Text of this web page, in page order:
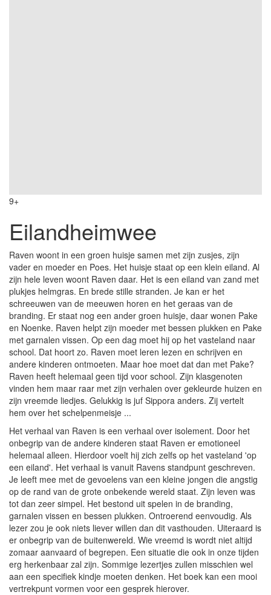
9+
Eilandheimwee
Raven woont in een groen huisje samen met zijn zusjes, zijn
vader en moeder en Poes. Het huisje staat op een klein eiland. Al
zijn hele leven woont Raven daar. Het is een eiland van zand met
plukjes helmgras. En brede stille stranden. Je kan er het
schreeuwen van de meeuwen horen en het geraas van de
branding. Er staat nog een ander groen huisje, daar wonen Pake
en Noenke. Raven helpt zijn moeder met bessen plukken en Pake
met garnalen vissen. Op een dag moet hij op het vasteland naar
school. Dat hoort zo. Raven moet leren lezen en schrijven en
andere kinderen ontmoeten. Maar hoe moet dat dan met Pake?
Raven heeft helemaal geen tijd voor school. Zijn klasgenoten
vinden hem maar raar met zijn verhalen over gekleurde huizen en
zijn vreemde liedjes. Gelukkig is juf Sippora anders. Zij vertelt
hem over het schelpenmeisje ...
Het verhaal van Raven is een verhaal over isolement. Door het
onbegrip van de andere kinderen staat Raven er emotioneel
helemaal alleen. Hierdoor voelt hij zich zelfs op het vasteland 'op
een eiland'. Het verhaal is vanuit Ravens standpunt geschreven.
Je leeft mee met de gevoelens van een kleine jongen die angstig
op de rand van de grote onbekende wereld staat. Zijn leven was
tot dan zeer simpel. Het bestond uit spelen in de branding,
garnalen vissen en bessen plukken. Ontroerend eenvoudig. Als
lezer zou je ook niets liever willen dan dit vasthouden. Uiteraard is
er onbegrip van de buitenwereld. Wie vreemd is wordt niet altijd
zomaar aanvaard of begrepen. Een situatie die ook in onze tijden
erg herkenbaar zal zijn. Sommige lezertjes zullen misschien wel
aan een specifiek kindje moeten denken. Het boek kan een mooi
vertrekpunt vormen voor een gesprek hierover.